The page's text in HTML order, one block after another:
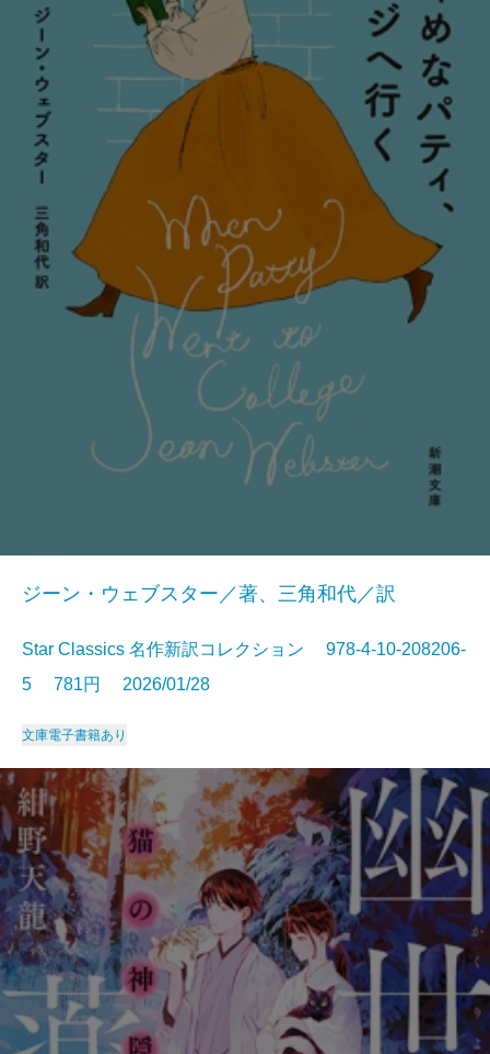
ジーン・ウェブスター／著、三角和代／訳
Star Classics 名作新訳コレクション 978-4-10-208206-
5 781円 2026/01/28
文庫電子書籍あり